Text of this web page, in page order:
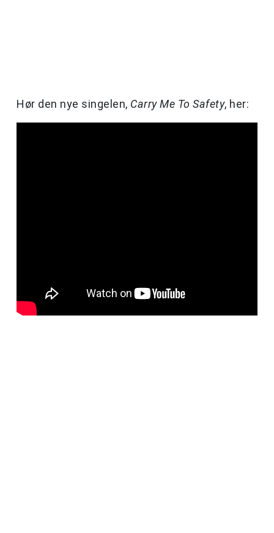
Hør den nye singelen, Carry Me To Safety, her: